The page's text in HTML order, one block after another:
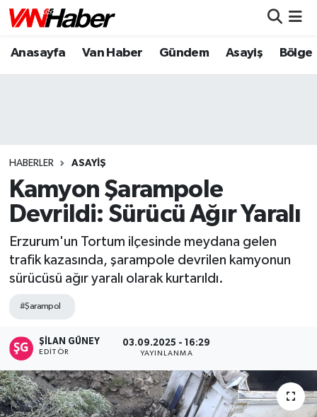
Anasayfa Van Haber Gündem Asayiş Bölge
HABERLER ASAYIŞ
Kamyon Şarampole
Devrildi: Sürücü Ağır Yaralı
Erzurum'un Tortum ilçesinde meydana gelen
trafik kazasında, şarampole devrilen kamyonun
sürücüsü ağır yaralı olarak kurtarıldı.
#Şarampol
ŞİLAN GÜNEY
EDITÖR
03.09.2025 - 16:29
YAYINLANMA
Nöbetçi Eczaneler
Puan Durumu ve Fikstür
Tüm Manşetler
Son Dakika Haberleri
Haber Arşivi